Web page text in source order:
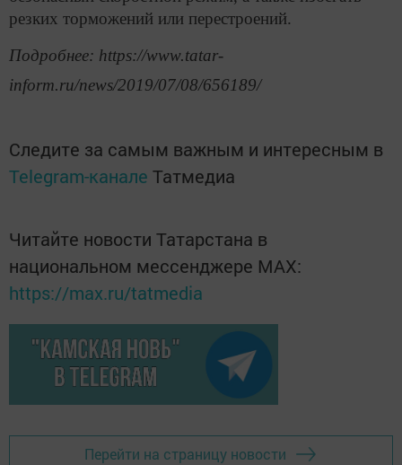
резких торможений или перестроений.
Подробнее: https://www.tatar-
inform.ru/news/2019/07/08/656189/
Следите за самым важным и интересным в
Telegram-канале Татмедиа
Читайте новости Татарстана в
национальном мессенджере MАХ:
https://max.ru/tatmedia
Перейти на страницу новости